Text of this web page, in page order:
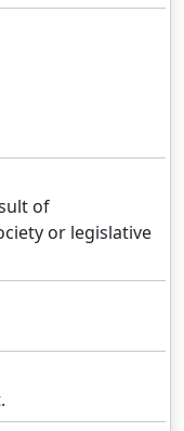
of
or legislative